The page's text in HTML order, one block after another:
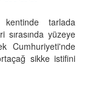
kentinde tarlada
sırasında yüzeye
Cumhuriyeti'nde
sikke istifini